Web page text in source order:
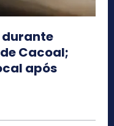
durante
Cacoal;
após